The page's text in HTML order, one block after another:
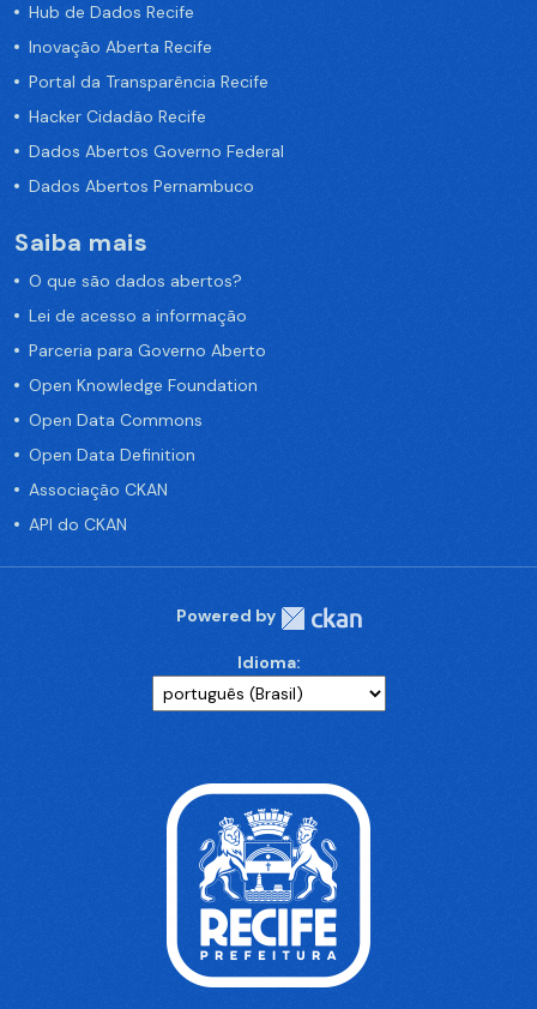
Hub de Dados Recife
Inovação Aberta Recife
Portal da Transparência Recife
Hacker Cidadão Recife
Dados Abertos Governo Federal
Dados Abertos Pernambuco
Saiba mais
O que são dados abertos?
Lei de acesso a informação
Parceria para Governo Aberto
Open Knowledge Foundation
Open Data Commons
Open Data Definition
Associação CKAN
API do CKAN
Powered by
Idioma